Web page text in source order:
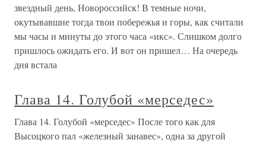
звездный день, Новороссийск! В темные ночи,
окутывавшие тогда твои побережья и горы, как считали
мы часы и минуты до этого часа «икс». Слишком долго
пришлось ожидать его. И вот он пришел… На очередь
дня встала
Глава 14. Голубой «мерседес»
Глава 14. Голубой «мерседес» После того как для
Высоцкого пал «железный занавес», одна за другой